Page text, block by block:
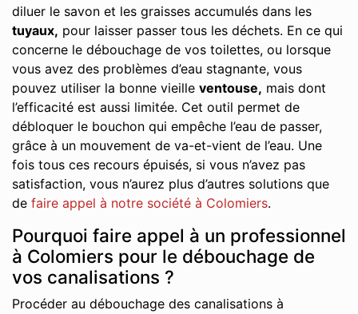
diluer le savon et les graisses accumulés dans les
tuyaux, pour laisser passer tous les déchets. En ce qui
concerne le débouchage de vos toilettes, ou lorsque
vous avez des problèmes d’eau stagnante, vous
pouvez utiliser la bonne vieille ventouse, mais dont
l’efficacité est aussi limitée. Cet outil permet de
débloquer le bouchon qui empêche l’eau de passer,
grâce à un mouvement de va-et-vient de l’eau. Une
fois tous ces recours épuisés, si vous n’avez pas
satisfaction, vous n’aurez plus d’autres solutions que
de faire appel à notre société à Colomiers.
Pourquoi faire appel à un professionnel
à Colomiers pour le débouchage de
vos canalisations ?
Procéder au débouchage des canalisations à